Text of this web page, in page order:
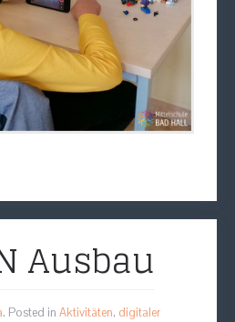
Ausbau
. Posted in Aktivitäten, digitaler